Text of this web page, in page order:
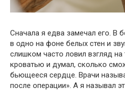
Сначала я едва замечал его. В
в одно на фоне белых стен и
слишком часто ловил взгляд
кроватью и думал, сколько
бьющееся сердце. Врачи
после операции». А я называл